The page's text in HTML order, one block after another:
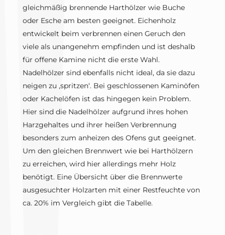
gleichmäßig brennende Harthölzer wie Buche
oder Esche am besten geeignet. Eichenholz
entwickelt beim verbrennen einen Geruch den
viele als unangenehm empfinden und ist deshalb
für offene Kamine nicht die erste Wahl.
Nadelhölzer sind ebenfalls nicht ideal, da sie dazu
neigen zu ‚spritzen‘. Bei geschlossenen Kaminöfen
oder Kachelöfen ist das hingegen kein Problem.
Hier sind die Nadelhölzer aufgrund ihres hohen
Harzgehaltes und ihrer heißen Verbrennung
besonders zum anheizen des Ofens gut geeignet.
Um den gleichen Brennwert wie bei Harthölzern
zu erreichen, wird hier allerdings mehr Holz
benötigt. Eine Übersicht über die Brennwerte
ausgesuchter Holzarten mit einer Restfeuchte von
ca. 20% im Vergleich gibt die Tabelle.